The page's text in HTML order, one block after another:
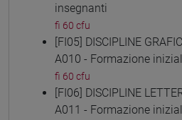
insegnanti
fi 60 cfu
[FI05] DISCIPLINE
A010 - Formazione
fi 60 cfu
[FI06] DISCIPLINE
A011 - Formazione